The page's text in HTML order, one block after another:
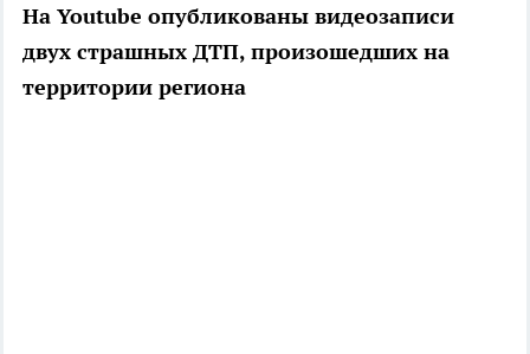
На Youtube опубликованы видеозаписи
двух страшных ДТП, произошедших на
территории региона